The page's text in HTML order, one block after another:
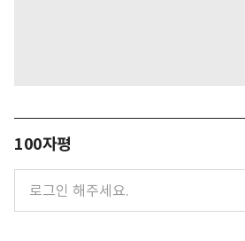
100자평